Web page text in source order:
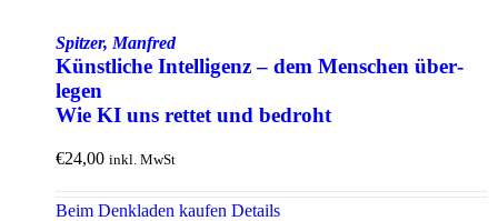
Spitzer, Manfred
Künstliche Intelligenz – dem Menschen über­
legen
Wie KI uns rettet und bedroht
€24,00 inkl. MwSt
Beim Denkladen kaufen Details